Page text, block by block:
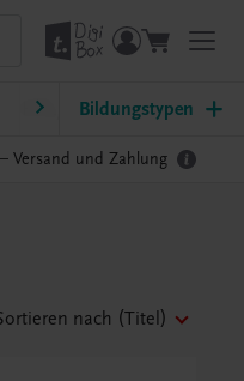
HTL/FS LW/LWBF
Bildungstypen
Versand und Zahlung
nach (Titel)